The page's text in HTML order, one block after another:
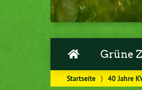
Grüne
Startseite ⟩ 40 Jahre